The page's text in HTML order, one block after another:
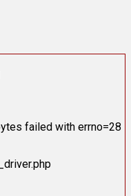
failed with errno=28